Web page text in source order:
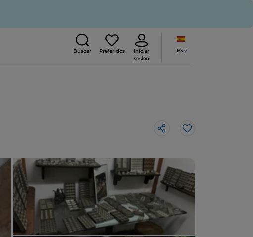
Buscar Preferidos
Iniciar
sesión
ES
Me gusta